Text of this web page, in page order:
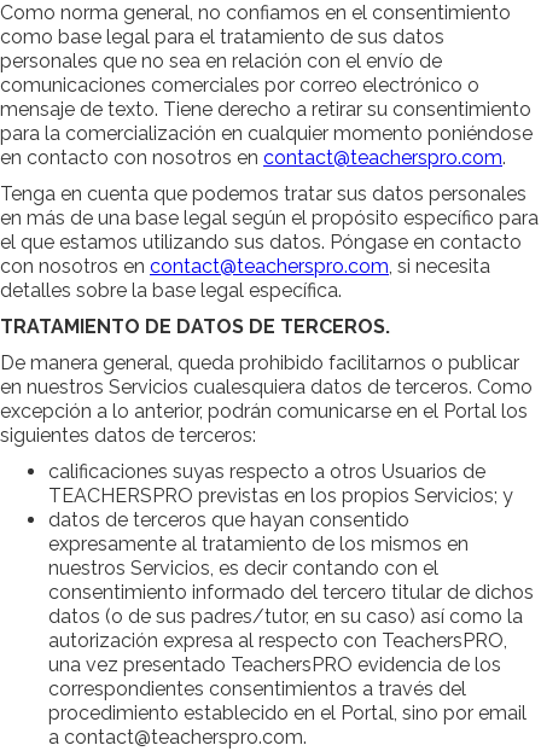
Como norma general, no confiamos en el consentimiento
como base legal para el tratamiento de sus datos
personales que no sea en relación con el envío de
comunicaciones comerciales por correo electrónico o
mensaje de texto. Tiene derecho a retirar su consentimiento
para la comercialización en cualquier momento poniéndose
en contacto con nosotros en contact@teacherspro.com.
Tenga en cuenta que podemos tratar sus datos personales
en más de una base legal según el propósito específico para
el que estamos utilizando sus datos. Póngase en contacto
con nosotros en contact@teacherspro.com, si necesita
detalles sobre la base legal específica.
TRATAMIENTO DE DATOS DE TERCEROS.
De manera general, queda prohibido facilitarnos o publicar
en nuestros Servicios cualesquiera datos de terceros. Como
excepción a lo anterior, podrán comunicarse en el Portal los
siguientes datos de terceros:
calificaciones suyas respecto a otros Usuarios de
TEACHERSPRO previstas en los propios Servicios; y
datos de terceros que hayan consentido
expresamente al tratamiento de los mismos en
nuestros Servicios, es decir contando con el
consentimiento informado del tercero titular de dichos
datos (o de sus padres/tutor, en su caso) así como la
autorización expresa al respecto con TeachersPRO,
una vez presentado TeachersPRO evidencia de los
correspondientes consentimientos a través del
procedimiento establecido en el Portal, sino por email
a contact@teacherspro.com.